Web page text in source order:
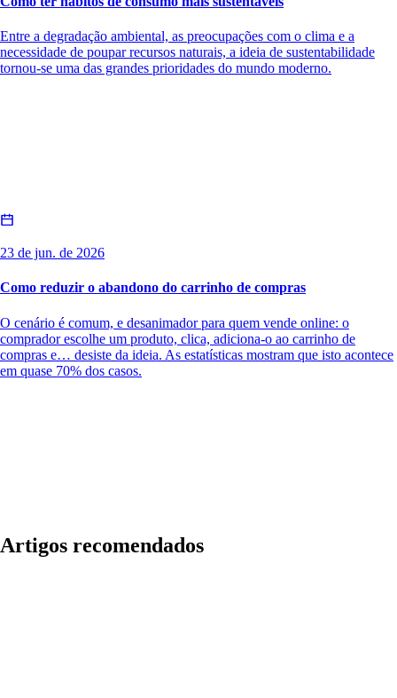
Entre a degradação ambiental, as preocupações com o clima e a
necessidade de poupar recursos naturais, a ideia de sustentabilidade
tornou-se uma das grandes prioridades do mundo moderno.
23 de jun. de 2026
Como reduzir o abandono do carrinho de compras
O cenário é comum, e desanimador para quem vende online: o
comprador escolhe um produto, clica, adiciona-o ao carrinho de
compras e… desiste da ideia. As estatísticas mostram que isto acontece
em quase 70% dos casos.
Artigos recomendados